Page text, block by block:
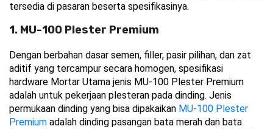
tersedia di pasaran beserta spesifikasinya.
1. MU-100 Plester Premium
Dengan berbahan dasar semen, filler, pasir pilihan, dan zat
aditif yang tercampur secara homogen, spesifikasi
hardware Mortar Utama jenis MU-100 Plester Premium
adalah untuk pekerjaan plesteran pada dinding. Jenis
permukaan dinding yang bisa dipakaikan MU-100 Plester
Premium adalah dinding pasangan bata merah dan bata